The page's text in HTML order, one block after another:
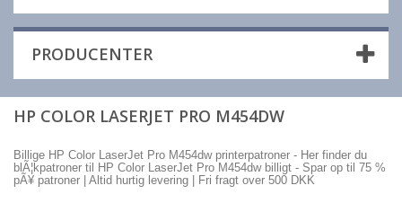
PRODUCENTER
HP COLOR LASERJET PRO M454DW
Billige HP Color LaserJet Pro M454dw printerpatroner - Her finder du
blÃ¦kpatroner til HP Color LaserJet Pro M454dw billigt - Spar op til 75 %
pÃ¥ patroner | Altid hurtig levering | Fri fragt over 500 DKK